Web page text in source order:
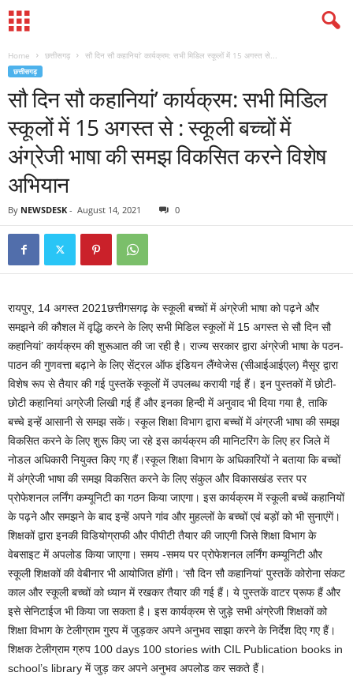
Home छत्तीसगढ़ सौ दिन सौ कहानियां’ कार्यक्रम: सभी मिडिल स्कूलों में 15 अगस्त से...
छत्तीसगढ़
सौ दिन सौ कहानियां’ कार्यक्रम: सभी मिडिल
स्कूलों में 15 अगस्त से : स्कूली बच्चों में
अंग्रेजी भाषा की समझ विकसित करने विशेष
अभियान
By NEWSDESK - August 14, 2021 0
रायपुर, 14 अगस्त 2021छत्तीगसगढ़ के स्कूली बच्चों में अंग्रेजी भाषा को पढ़ने और
समझने की कौशल में वृद्धि करने के लिए सभी मिडिल स्कूलों में 15 अगस्त से सौ दिन सौ
कहानियां’ कार्यक्रम की शुरूआत की जा रही है। राज्य सरकार द्वारा अंग्रेजी भाषा के पठन-
पाठन की गुणवत्ता बढ़ाने के लिए सेंट्रल ऑफ इंडियन लैंग्वेजेस (सीआईआईएल) मैसूर द्वारा
विशेष रूप से तैयार की गई पुस्तकें स्कूलों में उपलब्ध करायी गई हैं। इन पुस्तकों में छोटी-
छोटी कहानियां अग्रेजी लिखी गई हैं और इनका हिन्दी में अनुवाद भी दिया गया है, ताकि
बच्चे इन्हें आसानी से समझ सकें। स्कूल शिक्षा विभाग द्वारा बच्चों में अंग्रजी भाषा की समझ
विकसित करने के लिए शुरू किए जा रहे इस कार्यक्रम की मानिटरिंग के लिए हर जिले में
नोडल अधिकारी नियुक्त किए गए हैं।स्कूल शिक्षा विभाग के अधिकारियों ने बताया कि बच्चों
में अंग्रेजी भाषा की समझ विकसित करने के लिए संकुल और विकासखंड स्तर पर
प्रोफेशनल लर्निंग कम्यूनिटी का गठन किया जाएगा। इस कार्यक्रम में स्कूली बच्चें कहानियों
के पढ़ने और समझने के बाद इन्हें अपने गांव और मुहल्लों के बच्चों एवं बड़ों को भी सुनाएंगें।
शिक्षकों द्वारा इनकी विडियोग्राफी और पीपीटी तैयार की जाएगी जिसे शिक्षा विभाग के
वेबसाइट में अपलोड किया जाएगा। समय -समय पर प्रोफेशनल लर्निंग कम्यूनिटी और
स्कूली शिक्षकों की वेबीनार भी आयोजित होंगी। ‘सौ दिन सौ कहानियां’ पुस्तकें कोरोना संकट
काल और स्कूली बच्चों को ध्यान में रखकर तैयार की गई हैं। ये पुस्तकें वाटर प्रूफ हैं और
इसे सेनिटाईज भी किया जा सकता है। इस कार्यक्रम से जुड़े सभी अंग्रेजी शिक्षकों को
शिक्षा विभाग के टेलीग्राम गु्रप में जुड़कर अपने अनुभव साझा करने के निर्देश दिए गए हैं।
शिक्षक टेलीग्राम ग्रुप 100 days 100 stories with CIL Publication books in
school’s library में जुड़ कर अपने अनुभव अपलोड कर सकते हैं।